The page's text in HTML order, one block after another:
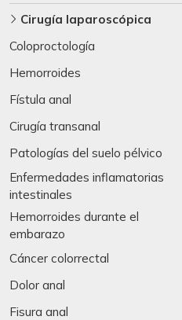
Cirugía laparoscópica
Coloproctología
Hemorroides
Fístula anal
Cirugía transanal
Patologías del suelo pélvico
Enfermedades inflamatorias
intestinales
Hemorroides durante el
embarazo
Cáncer colorrectal
Dolor anal
Fisura anal